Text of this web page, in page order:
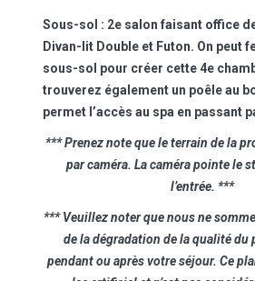
Sous-sol : 2e salon faisant office
Divan-lit Double et Futon. On peut
sous-sol pour créer cette 4e
trouverez également un poêle au
permet l’accès au spa en passant
*** Prenez note que le terrain de la
par caméra. La caméra pointe le
l’entrée. ***
*** Veuillez noter que nous ne
de la dégradation de la qualité du
pendant ou après votre séjour. Ce